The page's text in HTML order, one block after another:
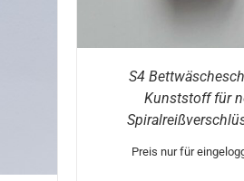
S4
Kunststoff für
Preis nur für